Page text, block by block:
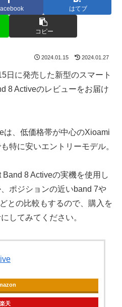
はてブ
コピー
2024.01.15 2024.01.27
日に発売した新型のスマート
8 Activeのレビューをお届け
は、低価格帯が中心のXioami
特に安いエントリーモデル。
8 Activeの実機を使用し
ポジションの近いband 7や
との比較もするので、購入を
してみてください。
楽天